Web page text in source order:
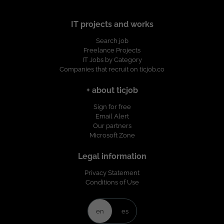
IT projects and works
Search job
Freelance Projects
IT Jobs by Category
Companies that recruit on ticjob.co
+ about ticjob
Sign for free
Email Alert
Our partners
Microsoft Zone
Legal information
Privacy Statement
Conditions of Use
en es